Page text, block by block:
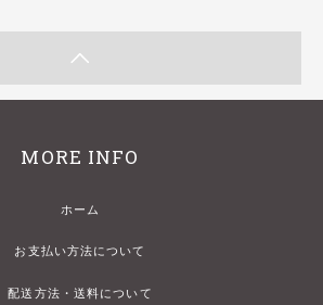
MORE INFO
ホーム
お支払い方法について
配送方法・送料について